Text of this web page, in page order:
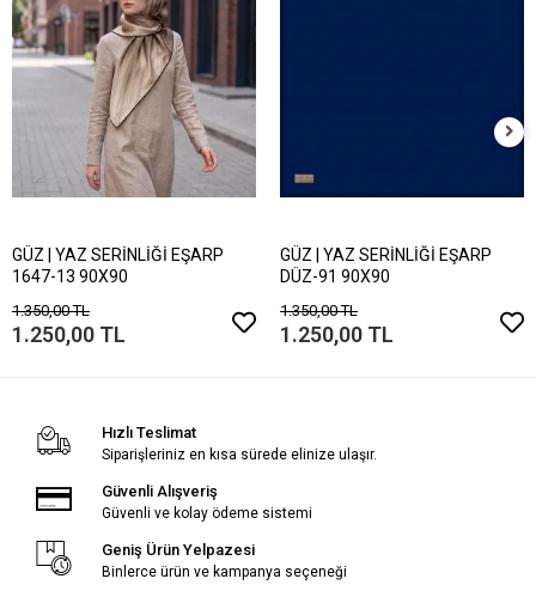
GÜZ | YAZ SERİNLİĞİ EŞARP
1647-13 90X90
1.350,00 TL
1.250,00 TL
GÜZ | YAZ SERİNLİĞİ EŞARP
DÜZ-91 90X90
1.350,00 TL
1.250,00 TL
Hızlı Teslimat
Siparişleriniz en kısa sürede elinize ulaşır.
Güvenli Alışveriş
Güvenli ve kolay ödeme sistemi
Geniş Ürün Yelpazesi
Binlerce ürün ve kampanya seçeneği